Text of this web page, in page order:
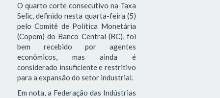
O quarto corte consecutivo na Taxa
Selic, definido nesta quarta-feira (5)
pelo Comitê de Política Monetária
(Copom) do Banco Central (BC), foi
bem recebido por agentes
econômicos, mas ainda é
considerado insuficiente e restritivo
para a expansão do setor industrial.
Em nota, a Federação das Indústrias